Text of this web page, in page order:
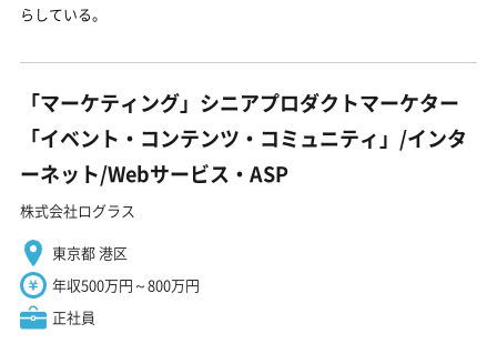
らしている。
「マーケティング」シニアプロダクトマーケター
「イベント・コンテンツ・コミュニティ」/インタ
ーネット/Webサービス・ASP
株式会社ログラス
東京都 港区
年収500万円～800万円
正社員